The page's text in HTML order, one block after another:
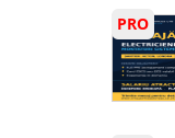
PRO